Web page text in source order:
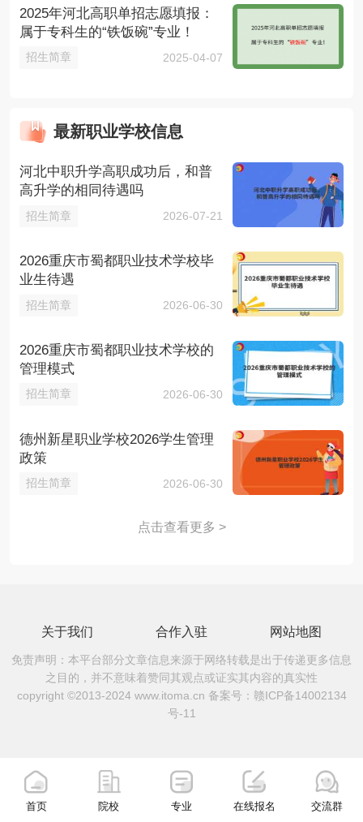
2025年河北高职单招志愿填报：
属于专科生的“铁饭碗”专业！
招生简章 2025-04-07
最新职业学校信息
河北中职升学高职成功后，和普
高升学的相同待遇吗
招生简章 2026-07-21
2026重庆市蜀都职业技术学校毕
业生待遇
招生简章 2026-06-30
2026重庆市蜀都职业技术学校的
管理模式
招生简章 2026-06-30
德州新星职业学校2026学生管理
政策
招生简章 2026-06-30
点击查看更多 >
关于我们 合作入驻 网站地图
免责声明：本平台部分文章信息来源于网络转载是出于传递更多信息
之目的，并不意味着赞同其观点或证实其内容的真实性
copyright ©2013-2024 www.itoma.cn 备案号： 赣ICP备14002134
号-11
首页 院校 专业 在线报名 交流群